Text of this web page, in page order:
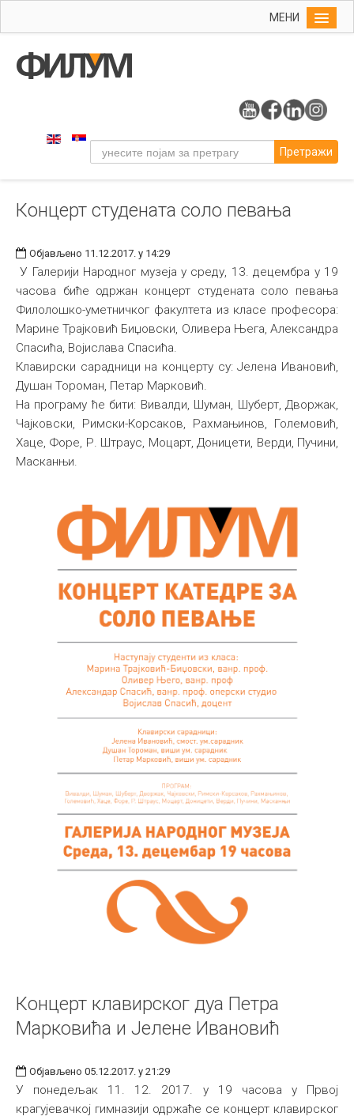
МЕНИ
Упис
Уметност
Музичка уметност
Галерија
Издаваштво
Студенти
Међународна
Претражи
Концерт студената соло певања
Објављено 11.12.2017. у 14:29
У Галерији Народног музеја у среду, 13. децембра у 19
часова биће одржан концерт студената соло певања
Филолошко-уметничког факултета из класе професора:
Марине Трајковић Биџовски, Оливера Њега, Александра
Спасића, Војислава Спасића.
Клавирски сарадници на концерту су: Јелена Ивановић,
Душан Тороман, Петар Марковић.
На програму ће бити: Вивалди, Шуман, Шуберт, Дворжак,
Чајковски, Римски-Корсаков, Рахмањинов, Големовић,
Хаце, Форе, Р. Штраус, Моцарт, Доницети, Верди, Пучини,
Масканњи.
Концерт клавирског дуа Петра
Марковића и Јелене Ивановић
Објављено 05.12.2017. у 21:29
У понедељак 11. 12. 2017. у 19 часова у Првој
крагујевачкој гимназији одржаће се концерт клавирског